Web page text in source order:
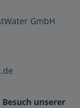
GmbH
unserer